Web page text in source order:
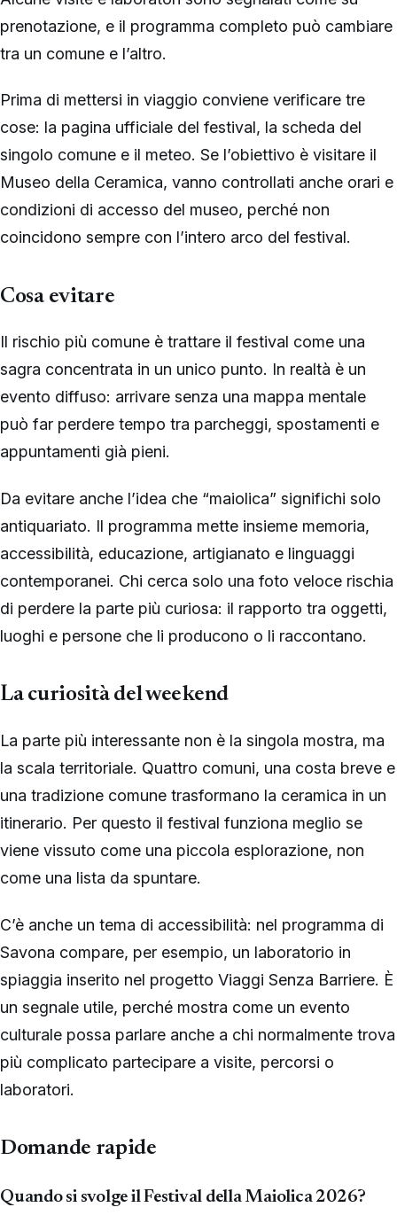
prenotazione, e il programma completo può cambiare
tra un comune e l’altro.
Prima di mettersi in viaggio conviene verificare tre
cose: la pagina ufficiale del festival, la scheda del
singolo comune e il meteo. Se l’obiettivo è visitare il
Museo della Ceramica, vanno controllati anche orari e
condizioni di accesso del museo, perché non
coincidono sempre con l’intero arco del festival.
Cosa evitare
Il rischio più comune è trattare il festival come una
sagra concentrata in un unico punto. In realtà è un
evento diffuso: arrivare senza una mappa mentale
può far perdere tempo tra parcheggi, spostamenti e
appuntamenti già pieni.
Da evitare anche l’idea che “maiolica” significhi solo
antiquariato. Il programma mette insieme memoria,
accessibilità, educazione, artigianato e linguaggi
contemporanei. Chi cerca solo una foto veloce rischia
di perdere la parte più curiosa: il rapporto tra oggetti,
luoghi e persone che li producono o li raccontano.
La curiosità del weekend
La parte più interessante non è la singola mostra, ma
la scala territoriale. Quattro comuni, una costa breve e
una tradizione comune trasformano la ceramica in un
itinerario. Per questo il festival funziona meglio se
viene vissuto come una piccola esplorazione, non
come una lista da spuntare.
C’è anche un tema di accessibilità: nel programma di
Savona compare, per esempio, un laboratorio in
spiaggia inserito nel progetto Viaggi Senza Barriere. È
un segnale utile, perché mostra come un evento
culturale possa parlare anche a chi normalmente trova
più complicato partecipare a visite, percorsi o
laboratori.
Domande rapide
Quando si svolge il Festival della Maiolica 2026?